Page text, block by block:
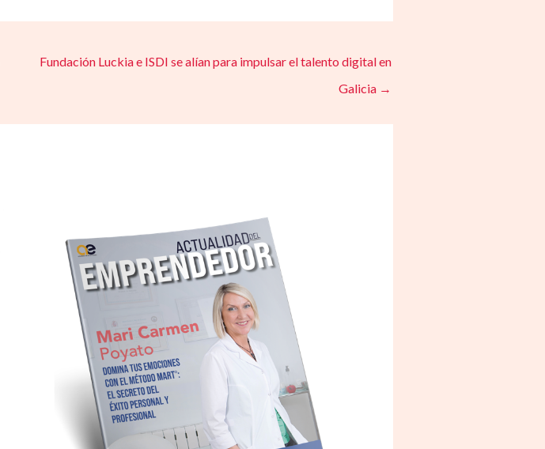
Fundación Luckia e ISDI se alían para impulsar el talento digital en
Galicia →